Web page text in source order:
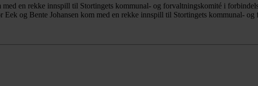
en rekke innspill til Stortingets kommunal- og forvaltningskomité i
Eek og Bente Johansen kom med en rekke innspill til Stortingets kommunal-